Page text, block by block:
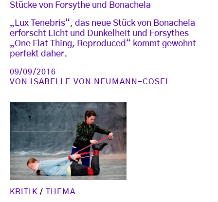
Stücke von Forsythe und Bonachela
„Lux Tenebris“, das neue Stück von Bonachela
erforscht Licht und Dunkelheit und Forsythes
„One Flat Thing, Reproduced“ kommt gewohnt
perfekt daher.
09/09/2016
VON
ISABELLE VON NEUMANN-COSEL
KRITIK / THEMA